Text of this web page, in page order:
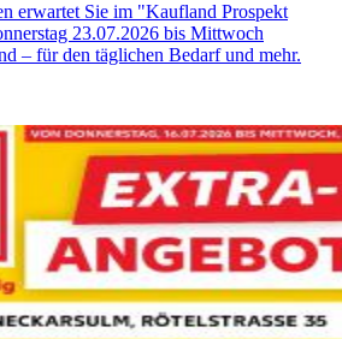
erwartet Sie im "Kaufland Prospekt
23.07.2026 bis Mittwoch
– für den täglichen Bedarf und mehr.